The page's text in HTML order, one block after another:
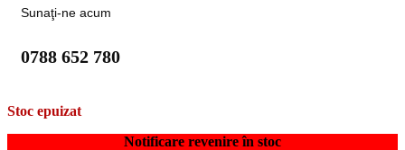
Sunaţi-ne acum
0788 652 780
Stoc epuizat
Notificare revenire în stoc